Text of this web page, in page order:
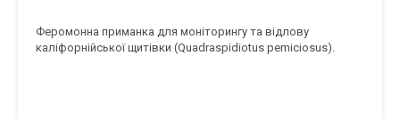
Феромонна приманка для моніторингу та відлову
каліфорнійської щитівки (Quadraspidiotus pemiciosus).